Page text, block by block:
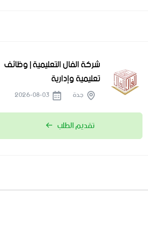
شركة الفال التعليمية | وظائف
تعليمية وإدارية
جدة
تقديم الطلب